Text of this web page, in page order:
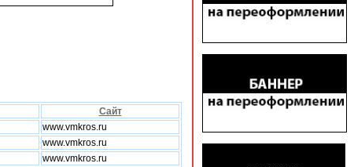
Сайт
www.vmkros.ru
www.vmkros.ru
www.vmkros.ru